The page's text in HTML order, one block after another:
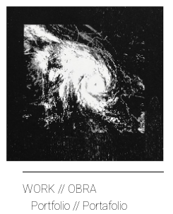
WORK // OBRA
Portfolio // Portafolio